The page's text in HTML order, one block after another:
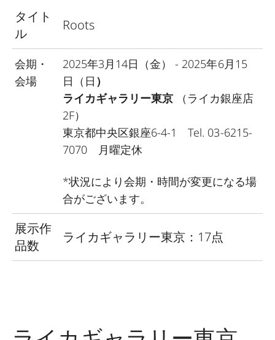
タイト
ル
Roots
会期・
会場
2025年3月14日（金） - 2025年6月15
日（日 ）
ライカギャラリー東京 （ライカ銀座店
2F）
東京都中央区銀座6-4-1 Tel. 03-6215-
7070 月曜定休
*状況により会期・時間が変更になる場
合がございます。
展示作
品数
ライカギャラリー東京：17点